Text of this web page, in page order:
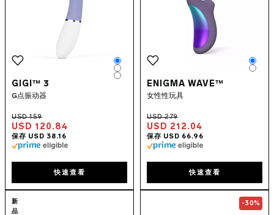
GIGI™ 3
G点振动器
USD 120.84
Color
Color
Color
快速查看
ENIGMA WAVE™
女性性玩具
USD 212.04
快速查看
新
品
Go to the-30%